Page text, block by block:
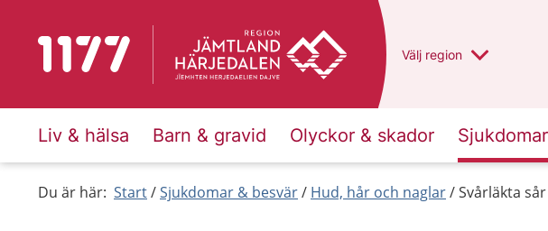
Till startsidan för 1177 Du har valt region
Välj en annan
region
Liv & hälsa Barn & gravid Olyckor & skador
Du är här: Start Sjukdomar & besvär Hud, hår och naglar Svårläkta sår